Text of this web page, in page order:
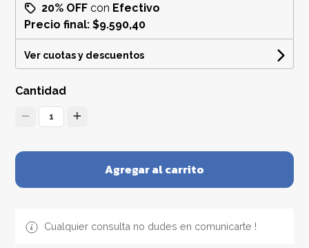
20% OFF con Efectivo
Precio final:$9.590,40
Ver cuotas y descuentos
Cantidad
1
Agregar al carrito
Cualquier consulta no dudes en comunicarte !